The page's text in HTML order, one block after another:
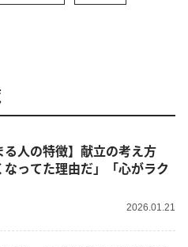
る人の特徴】献立の考え方
なってた理由だ」「心がラク
2026.01.21